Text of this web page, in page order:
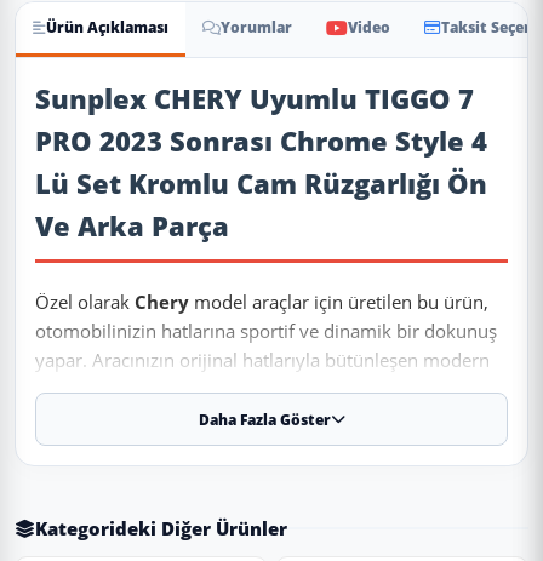
Ürün Açıklaması Yorumlar Video Taksit
Ürün Açıklaması
Sunplex CHERY Uyumlu TIGGO 7
PRO 2023 Sonrası Chrome Style 4
Lü Set Kromlu Cam Rüzgarlığı Ön
Ve Arka Parça
Özel olarak Chery model araçlar için üretilen bu ürün,
otomobilinizin hatlarına sportif ve dinamik bir dokunuş
yapar. Aracınızın orijinal hatlarıyla bütünleşen modern
tasarımı keşfedin.
✨ Ürün Özellikleri ve Avantajları
2023 ve sonrası tüm model yıllarına
uyumludur.
Daha Fazla Göster
Kategorideki Diğer Ürünler